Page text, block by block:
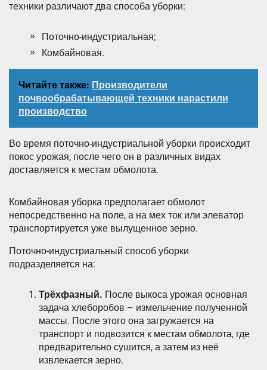
техники различают два способа уборки:
Поточно-индустриальная;
Комбайновая.
Читайте также: Производители
почвообрабатывающей техники нарастили
производство
Во время поточно-индустриальной уборки происходит
покос урожая, после чего он в различных видах
доставляется к местам обмолота.
Комбайновая уборка предполагает обмолот
непосредственно на поле, а на мех ток или элеватор
транспортируется уже вылущенное зерно.
Поточно-индустриальный способ уборки
подразделяется на:
Трёхфазный. После выкоса урожая основная
задача хлеборобов – измельчение полученной
массы. После этого она загружается на
транспорт и подвозится к местам обмолота, где
предварительно сушится, а затем из неё
извлекается зерно.